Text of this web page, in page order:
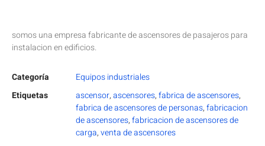
somos una empresa fabricante de ascensores de pasajeros para
instalacion en edificios.
Categoría
Equipos industriales
Etiquetas
ascensor,ascensores,fabrica de ascensores,
fabrica de ascensores de personas,fabricacion
de ascensores,fabricacion de ascensores de
carga,venta de ascensores